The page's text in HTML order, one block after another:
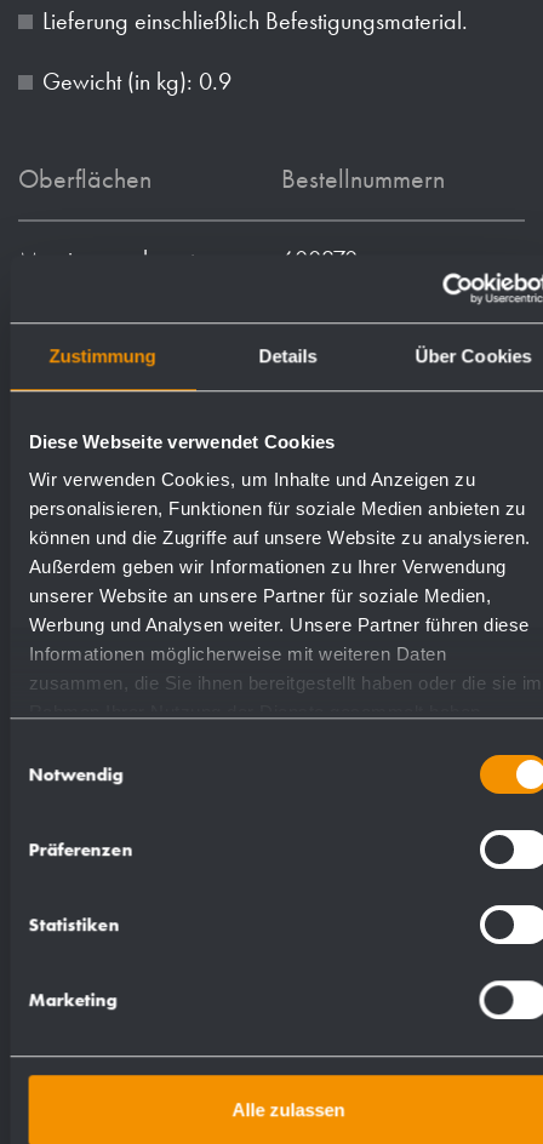
Zustimmung Details Über Cookies
Diese Webseite verwendet Cookies
Wir verwenden Cookies, um Inhalte und Anzeigen zu
personalisieren, Funktionen für soziale Medien anbieten zu
können und die Zugriffe auf unsere Website zu analysieren.
Außerdem geben wir Informationen zu Ihrer Verwendung
unserer Website an unsere Partner für soziale Medien,
Werbung und Analysen weiter. Unsere Partner führen diese
Informationen möglicherweise mit weiteren Daten
zusammen, die Sie ihnen bereitgestellt haben oder die sie im
Notwendig
Präferenzen
Statistiken
Marketing
Alle zulassen
Lieferung einschließlich Befestigungsmaterial.
Gewicht (in kg): 0.9
Oberflächen Bestellnummern
Messing verchromt 600270
Textvorschlag für Ausschreibungen:
Korb-Ablage gerade aus Messing, verchromt.
Massiver Rand und 4 mm Drahtauflagen.
Verdeckte, diebstahlhemmende
Wandbefestigung. Lieferung einschließlich
Befestigungsmaterial.
Ausschreibungstexte